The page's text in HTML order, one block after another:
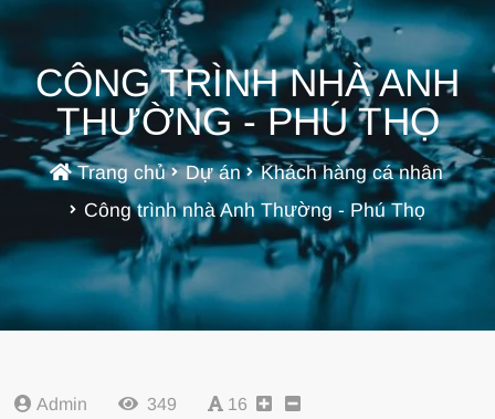
CÔNG TRÌNH NHÀ ANH
THƯỜNG - PHÚ THỌ
Trang chủ Dự án
Khách hàng cá nhân
Công trình nhà Anh Thường - Phú Thọ
Admin 349 16